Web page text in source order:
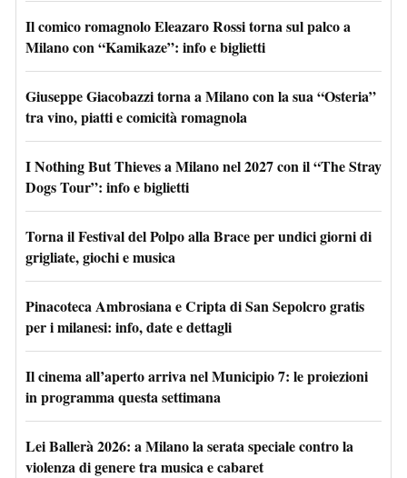
Il comico romagnolo Eleazaro Rossi torna sul palco a
Milano con “Kamikaze”: info e biglietti
Giuseppe Giacobazzi torna a Milano con la sua “Osteria”
tra vino, piatti e comicità romagnola
I Nothing But Thieves a Milano nel 2027 con il “The Stray
Dogs Tour”: info e biglietti
Torna il Festival del Polpo alla Brace per undici giorni di
grigliate, giochi e musica
Pinacoteca Ambrosiana e Cripta di San Sepolcro gratis
per i milanesi: info, date e dettagli
Il cinema all’aperto arriva nel Municipio 7: le proiezioni
in programma questa settimana
Lei Ballerà 2026: a Milano la serata speciale contro la
violenza di genere tra musica e cabaret